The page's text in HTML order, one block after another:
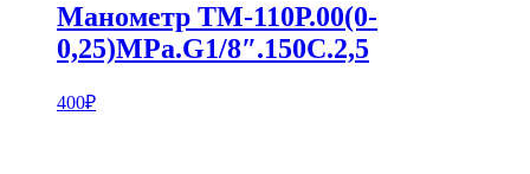
Манометр ТМ-110Р.00(0-
0,25)MPa.G1/8″.150С.2,5
400₽